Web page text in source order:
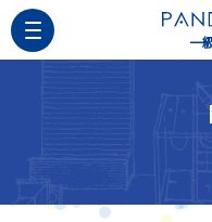
一